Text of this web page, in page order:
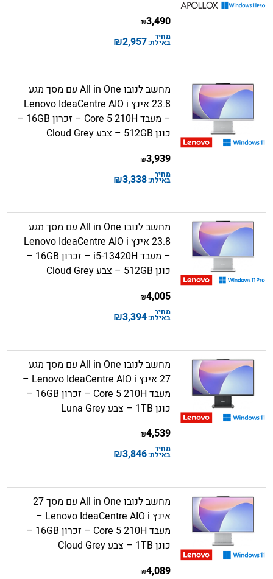
3,490
₪
מחיר
באילת:2,957
₪
מחשב לנובו All in One עם מסך מגע
23.8 אינץ Lenovo IdeaCentre AIO i
– מעבד Core 5 210H – זכרון 16GB –
כונן 512GB – צבע Cloud Grey
3,939
₪
מחיר
באילת:3,338
₪
מחשב לנובו All in One עם מסך מגע
23.8 אינץ Lenovo IdeaCentre AIO i
– מעבד i5-13420H – זכרון 16GB –
כונן 512GB – צבע Cloud Grey
4,005
₪
מחיר
באילת:3,394
₪
מחשב לנובו All in One עם מסך מגע
27 אינץ Lenovo IdeaCentre AIO i –
מעבד Core 5 210H – זכרון 16GB –
כונן 1TB – צבע Luna Grey
4,539
₪
מחיר
באילת:3,846
₪
מחשב לנובו All in One עם מסך 27
אינץ Lenovo IdeaCentre AIO i –
מעבד Core 5 210H – זכרון 16GB –
כונן 1TB – צבע Cloud Grey
4,089
₪